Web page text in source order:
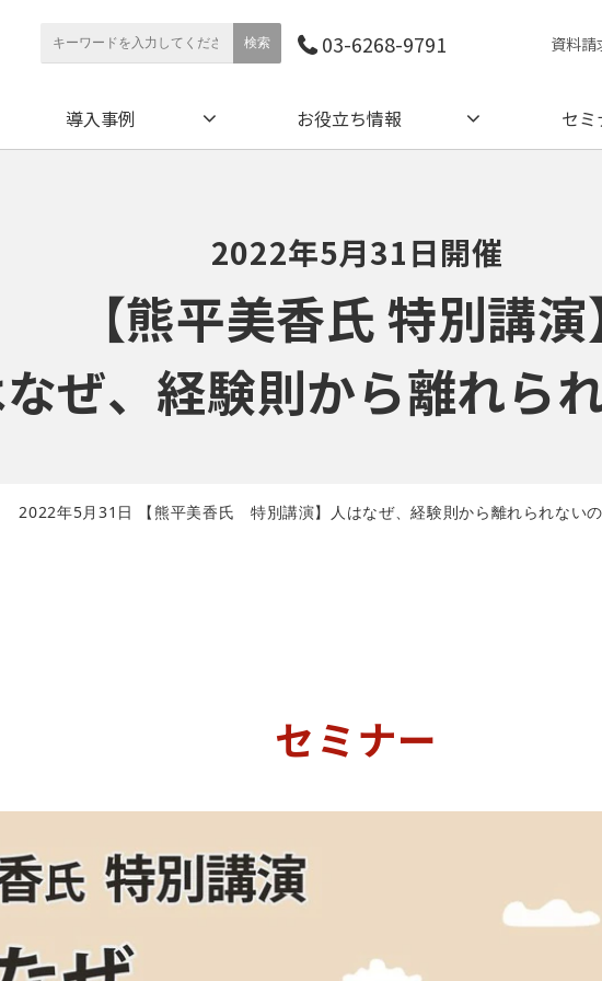
03-6268-9791 資料請
導入事例 お役立ち情報 セ
2022年5月31日開催
【熊平美香氏 特別講
ぜ、経験則から離れら
2022年5月31日 【熊平美香氏 特別講演】人はなぜ、経験則から離れられない
セミナー